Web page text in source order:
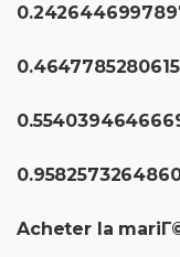
Acheter la